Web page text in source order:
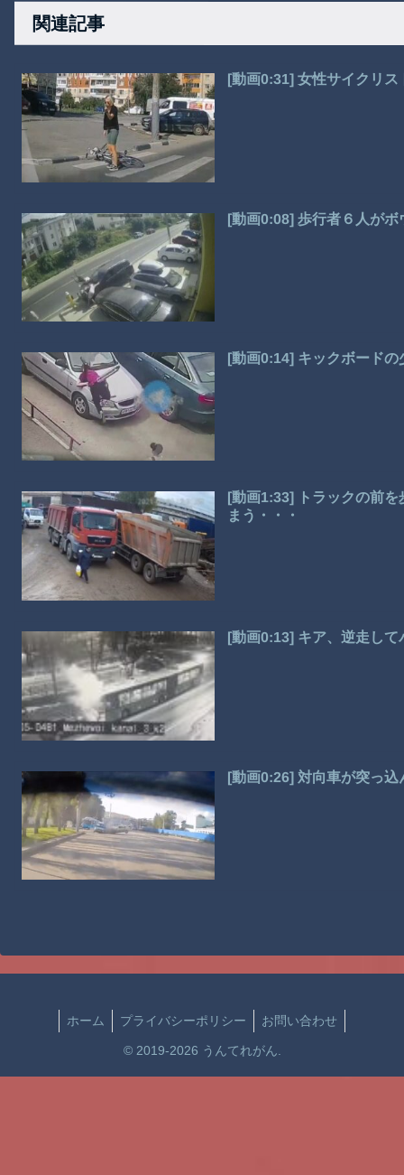
関連記事
[動画0:31] 女性サイクリ
[動画0:08] 歩行者６人が
[動画0:14] キックボード
[動画1:33] トラックの前
まう・・・
[動画0:13] キア、逆走して
[動画0:26] 対向車が突っ
ホーム プライバシーポリシー お問い合わせ
© 2019-2026 うんてれがん.